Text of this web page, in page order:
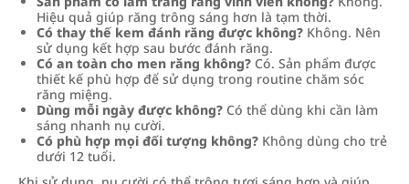
Hiệu quả giúp răng trông sáng hơn là tạm thời.
Có thay thế kem đánh răng được không? Không. Nên
sử dụng kết hợp sau bước đánh răng.
Có an toàn cho men răng không? Có. Sản phẩm được
thiết kế phù hợp để sử dụng trong routine chăm sóc
răng miệng.
Dùng mỗi ngày được không? Có thể dùng khi cần làm
sáng nhanh nụ cười.
Có phù hợp mọi đối tượng không? Không dùng cho trẻ
dưới 12 tuổi.